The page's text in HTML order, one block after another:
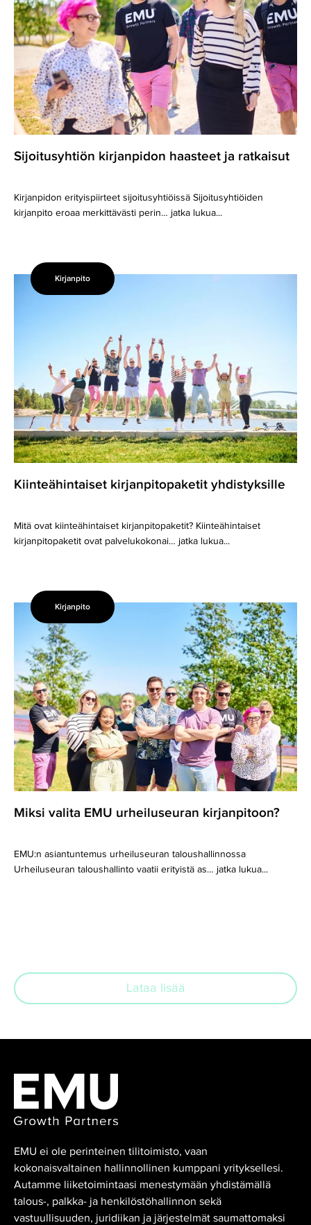
ja
ratkaisut
Sijoitusyhtiön kirjanpidon haasteet ja ratkaisut
Kirjanpidon erityispiirteet sijoitusyhtiöissä Sijoitusyhtiöiden
kirjanpito eroaa merkittävästi perin… jatka lukua...
Kiinteähintaiset
kirjanpitopaketit
Kirjanpito
Kiinteähintaiset kirjanpitopaketit yhdistyksille
Mitä ovat kiinteähintaiset kirjanpitopaketit? Kiinteähintaiset
kirjanpitopaketit ovat palvelukokonai… jatka lukua...
Miksi
urheiluseuran
kirjanpitoon?
Kirjanpito
Miksi valita EMU urheiluseuran kirjanpitoon?
EMU:n asiantuntemus urheiluseuran taloushallinnossa
Urheiluseuran taloushallinto vaatii erityistä as… jatka lukua...
Lataa lisää
EMU ei ole perinteinen tilitoimisto, vaan
kokonaisvaltainen hallinnollinen kumppani yrityksellesi.
Autamme liiketoimintaasi menestymään yhdistämällä
talous-, palkka- ja henkilöstöhallinnon sekä
vastuullisuuden, juridiikan ja järjestelmät saumattomaksi